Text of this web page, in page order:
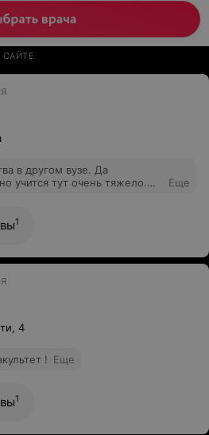
в другом вузе. Да
учится тут очень тяжело.
нет решать вам. Скажу
не дадут,
не заинтересован в том
Еще
1
4
! Еще
1